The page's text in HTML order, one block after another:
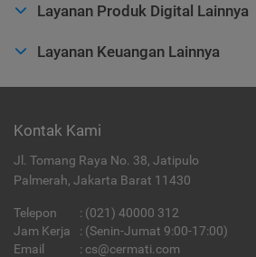
Layanan Produk Digital Lainnya
Layanan Keuangan Lainnya
Kontak Kami
Jl. Tomang Raya No. 38, Jatipulo
Palmerah, Jakarta Barat 11430
Telepon : (021) 40000 312
Jam Kerja
: (Senin-Jumat 9:00-17:00)
Email
: cs@cermati.com